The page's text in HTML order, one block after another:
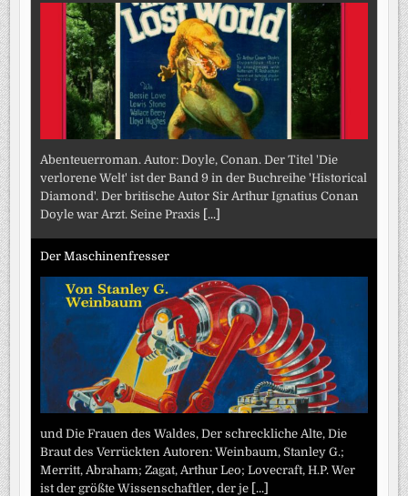
Abenteuerroman. Autor: Doyle, Conan. Der Titel 'Die
verlorene Welt' ist der Band 9 in der Buchreihe 'Historical
Diamond'. Der britische Autor Sir Arthur Ignatius Conan
Doyle war Arzt. Seine Praxis [...]
Der Maschinenfresser
und Die Frauen des Waldes, Der schreckliche Alte, Die
Braut des Verrückten Autoren: Weinbaum, Stanley G.;
Merritt, Abraham; Zagat, Arthur Leo; Lovecraft, H.P. Wer
ist der größte Wissenschaftler, der je [...]